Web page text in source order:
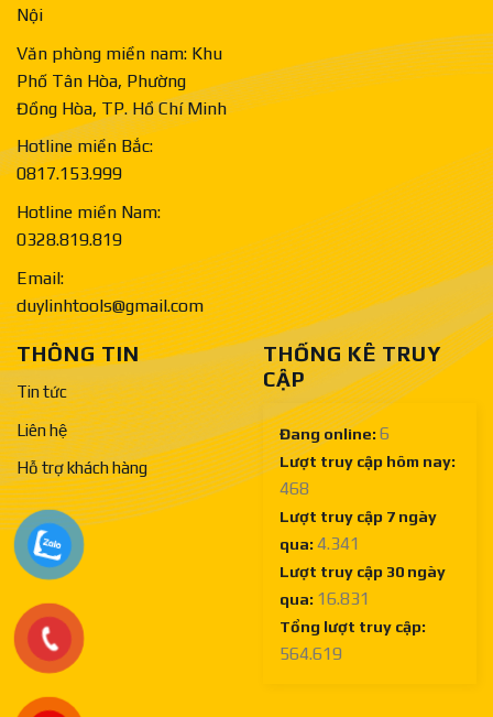
Nội
Văn phòng miền nam: Khu
Phố Tân Hòa, Phường
Đồng Hòa, TP. Hồ Chí Minh
Hotline miền Bắc:
0817.153.999
Hotline miền Nam:
0328.819.819
Email:
duylinhtools@gmail.com
THÔNG TIN
Tin tức
Liên hệ
Hỗ trợ khách hàng
THỐNG KÊ TRUY
CẬP
Đang online: 6
Lượt truy cập hôm nay:
468
Lượt truy cập 7 ngày
qua: 4.341
Lượt truy cập 30 ngày
qua: 16.831
Tổng lượt truy cập:
564.619